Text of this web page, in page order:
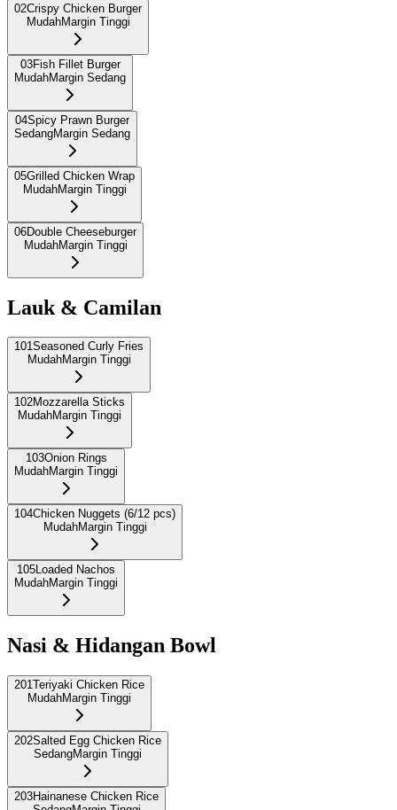
02Crispy Chicken Burger
MudahMargin Tinggi
03Fish Fillet Burger
MudahMargin Sedang
04Spicy Prawn Burger
SedangMargin Sedang
05Grilled Chicken Wrap
MudahMargin Tinggi
06Double Cheeseburger
MudahMargin Tinggi
Lauk & Camilan
101Seasoned Curly Fries
MudahMargin Tinggi
102Mozzarella Sticks
MudahMargin Tinggi
103Onion Rings
MudahMargin Tinggi
104Chicken Nuggets (6/12 pcs)
MudahMargin Tinggi
105Loaded Nachos
MudahMargin Tinggi
Nasi & Hidangan Bowl
201Teriyaki Chicken Rice
MudahMargin Tinggi
202Salted Egg Chicken Rice
SedangMargin Tinggi
203Hainanese Chicken Rice